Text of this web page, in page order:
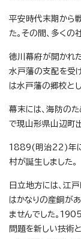
平安時代末期から
た。その間、多くの
徳川幕府が開かれ
水戸藩の支配を受
は水戸藩の郷校と
幕末には、海防の
で現山形県山辺町
1889(明治22)年に
村が誕生しました。
日立地方には、江
はかなりの産銅が
ませんでした。
問題を新しい技術